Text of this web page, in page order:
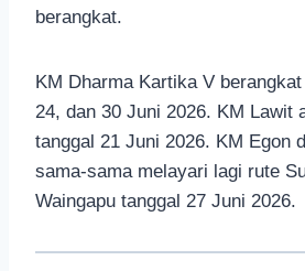
berangkat.
KM Dharma Kartika V
24, dan 30 Juni 2026. KM Lawit
tanggal 21 Juni 2026. KM Egon
sama-sama melayari lagi rute
Waingapu tanggal 27 Juni 2026.